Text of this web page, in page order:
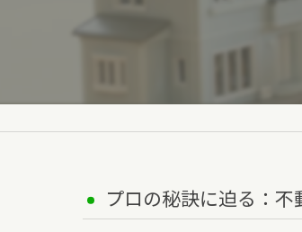
プロの秘訣に迫る：